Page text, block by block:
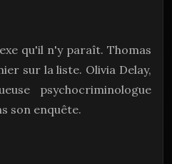
qu'il n'y paraît. Thomas
sur la liste. Olivia Delay,
psychocriminologue
son enquête.